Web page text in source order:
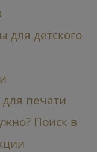
для детского
печати
Поиск в